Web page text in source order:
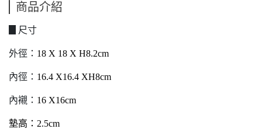
商品介紹
▊尺寸
外徑： 18 X 18 X H8.2cm
內徑： 16.4 X16.4 XH8cm
內襯： 16 X16cm
墊高：2.5cm